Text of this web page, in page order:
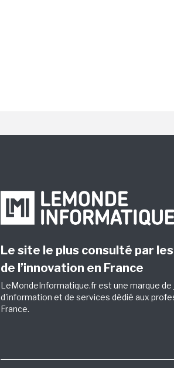
Le site le plus consulté par
de l’innovation en France
LeMondeInformatique.fr est une marque de
d'information et de services dédié aux
France.